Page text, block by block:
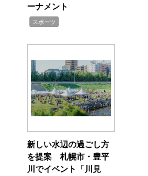
ーナメント
スポーツ
新しい水辺の過ごし方
を提案 札幌市・豊平
川でイベント「川見